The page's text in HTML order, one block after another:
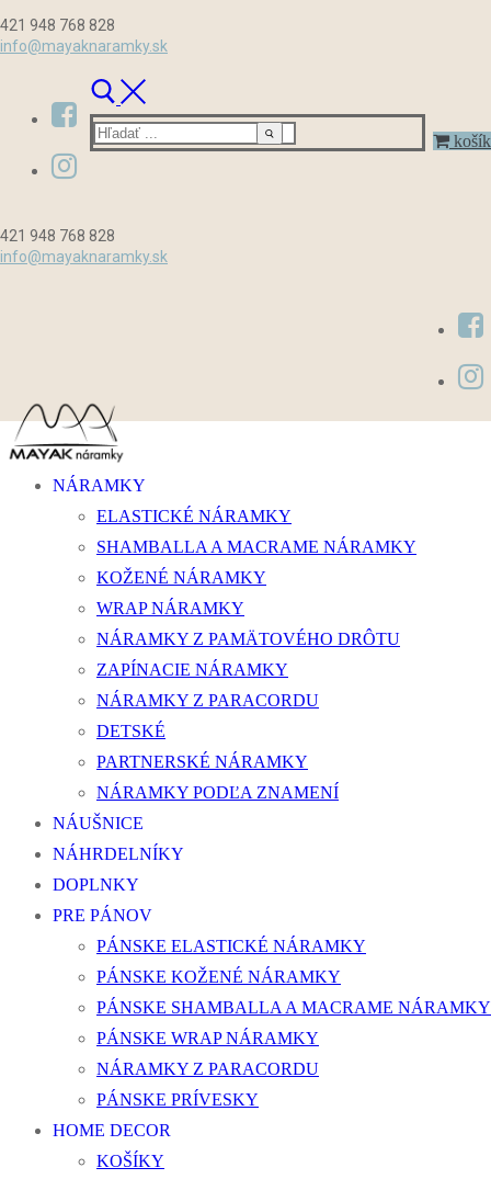
na
421 948 768 828
info@mayaknaramky.sk
Hľadať:
košík
421 948 768 828
info@mayaknaramky.sk
NÁRAMKY
ELASTICKÉ NÁRAMKY
SHAMBALLA A MACRAME NÁRAMKY
KOŽENÉ NÁRAMKY
WRAP NÁRAMKY
NÁRAMKY Z PAMÄTOVÉHO DRÔTU
ZAPÍNACIE NÁRAMKY
NÁRAMKY Z PARACORDU
DETSKÉ
PARTNERSKÉ NÁRAMKY
NÁRAMKY PODĽA ZNAMENÍ
NÁUŠNICE
NÁHRDELNÍKY
DOPLNKY
PRE PÁNOV
PÁNSKE ELASTICKÉ NÁRAMKY
PÁNSKE KOŽENÉ NÁRAMKY
PÁNSKE SHAMBALLA A MACRAME NÁRAMKY
PÁNSKE WRAP NÁRAMKY
NÁRAMKY Z PARACORDU
PÁNSKE PRÍVESKY
HOME DECOR
KOŠÍKY